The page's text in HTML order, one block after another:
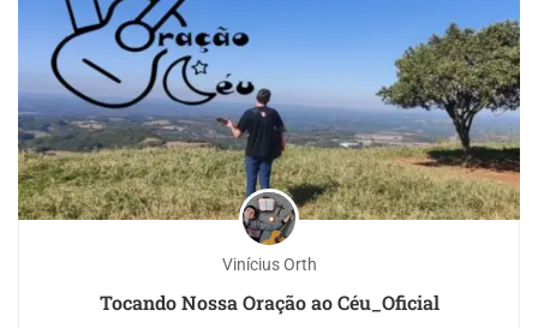
Vinícius Orth
Tocando Nossa Oração ao Céu_Oficial